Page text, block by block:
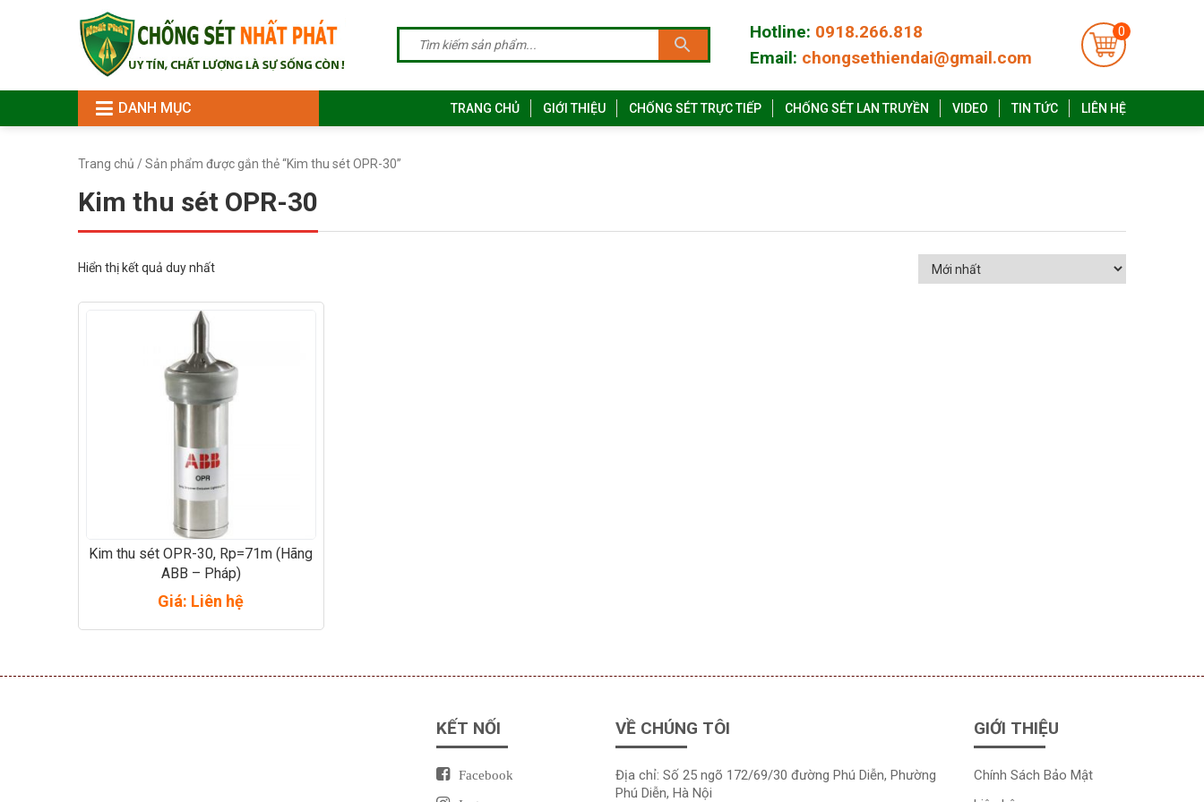
0
Hotline: 0918.266.818
Email: chongsethiendai@gmail.com
DANH MỤC TRANG CHỦ GIỚI THIỆU CHỐNG SÉT TRỰC TIẾP CHỐNG SÉT LAN TRUYỀN VIDEO TIN TỨC LIÊN HỆ
Trang chủ / Sản phẩm được gắn thẻ “Kim thu sét OPR-30”
Kim thu sét OPR-30
Hiển thị kết quả duy nhất
Kim thu sét OPR-30, Rp=71m (Hãng
ABB – Pháp)
Giá: Liên hệ
KẾT NỐI
Facebook
VỀ CHÚNG TÔI
Địa chỉ: Số 25 ngõ 172/69/30 đường Phú Diễn, Phường
Phú Diễn, Hà Nội
GIỚI THIỆU
Chính Sách Bảo Mật